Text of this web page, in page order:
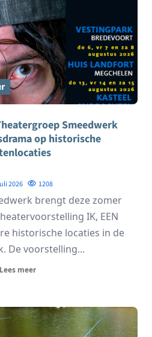
Smeedwerk
op historische
2026 1208
brengt deze zomer
IK, EEN
historische locaties in de
De voorstelling...
Lees meer